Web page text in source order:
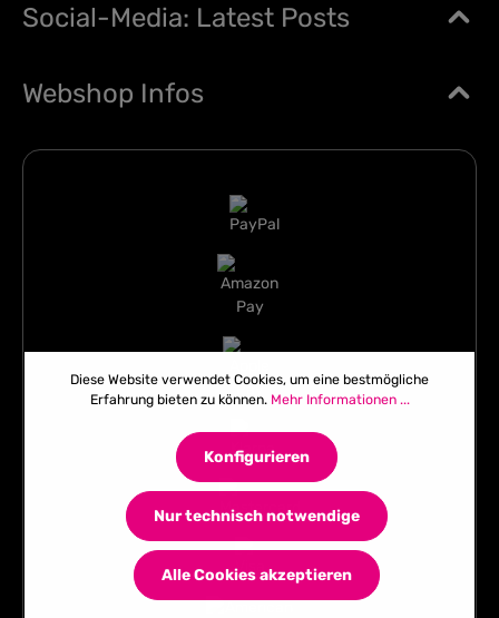
Social-Media: Latest Posts
Webshop Infos
Diese Website verwendet Cookies, um eine bestmögliche
Erfahrung bieten zu können. Mehr Informationen ...
Nur technisch notwendige
Konfigurieren
Alle Cookies akzeptieren